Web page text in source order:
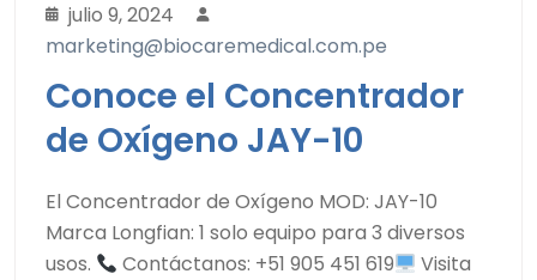
julio 9, 2024
marketing@biocaremedical.com.pe
Conoce el Concentrador
de Oxígeno JAY-10
El Concentrador de Oxígeno MOD: JAY-10
Marca Longfian: 1 solo equipo para 3 diversos
usos.
Contáctanos: +51 905 451 619
Visita